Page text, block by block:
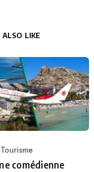
LIKE
comédienne